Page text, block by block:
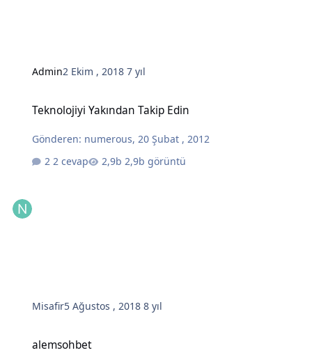
Admin2 Ekim , 20187 yıl
Teknolojiyi Yakından Takip Edin
Gönderen: numerous,20 Şubat , 2012
2 cevap
2,9b görüntü
Misafir5 Ağustos , 20188 yıl
alemsohbet